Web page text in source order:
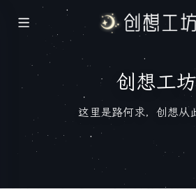
创想工坊
这里是路何求，创想从